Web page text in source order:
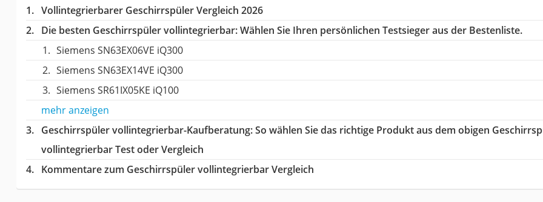
Vollintegrierbarer Geschirrspüler Vergleich 2026
Die besten Geschirrspüler vollintegrierbar:Wählen Sie Ihren persönlichen Testsieger aus der Bestenliste.
Siemens SN63EX06VE iQ300
Siemens SN63EX14VE iQ300
Siemens SR61IX05KE iQ100
mehr anzeigen
Geschirrspüler vollintegrierbar-Kaufberatung: So wählen Sie das richtige Produkt aus dem obigen
vollintegrierbar Test oder Vergleich
Kommentare zum Geschirrspüler vollintegrierbar Vergleich